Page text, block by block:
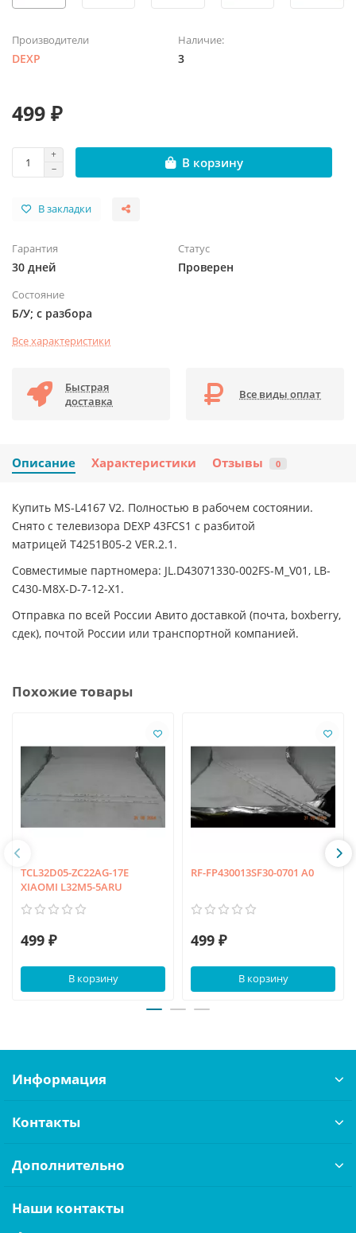
Производители
DEXP
Наличие:
3
499 ₽
В корзину
В закладки
Гарантия
30 дней
Статус
Проверен
Состояние
Б/У; с разбора
Все характеристики
Быстрая
доставка
Все виды оплат
Описание Характеристики Отзывы 0
Купить MS-L4167 V2. Полностью в рабочем состоянии.
Снято с телевизора DEXP 43FCS1 с разбитой
матрицей T4251B05-2 VER.2.1.
Совместимые партномера: JL.D43071330-002FS-M_V01, LB-
C430-M8X-D-7-12-X1.
Отправка по всей России Авито доставкой (почта, boxberry,
сдек), почтой России или транспортной компанией.
Похожие товары
TCL32D05-ZC22AG-17E
XIAOMI L32M5-5ARU
499 ₽
В корзину
RF-FP430013SF30-0701 A0
499 ₽
В корзину
Информация
Контакты
Дополнительно
Наши контакты